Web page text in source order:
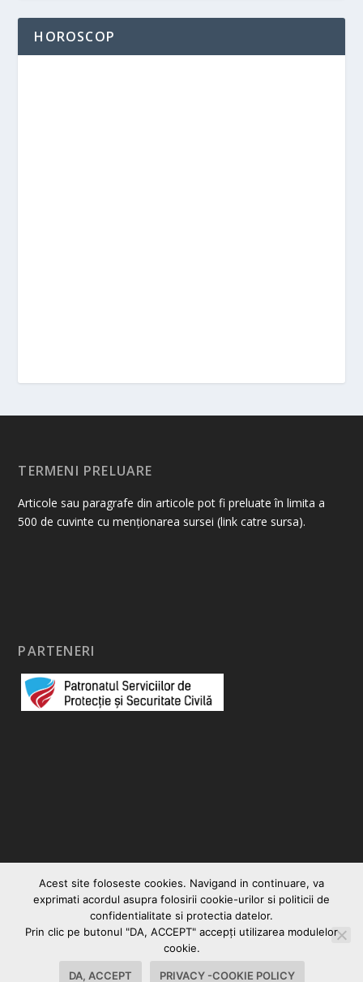
HOROSCOP
TERMENI PRELUARE
Articole sau paragrafe din articole pot fi preluate în limita a
500 de cuvinte cu menționarea sursei (link catre sursa).
PARTENERI
Vocea Romanului
Contact Politica Cookies-Privacy
Acest site foloseste cookies. Navigand in continuare, va
exprimati acordul asupra folosirii cookie-urilor si politicii de
confidentialitate si protectia datelor.
Prin clic pe butonul "DA, ACCEPT" accepţi utilizarea modulelor
cookie.
DA, ACCEPT PRIVACY -COOKIE POLICY